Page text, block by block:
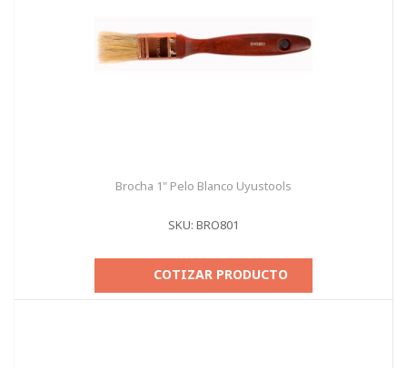
Brocha 1" Pelo Blanco Uyustools
SKU: BRO801
COTIZAR PRODUCTO